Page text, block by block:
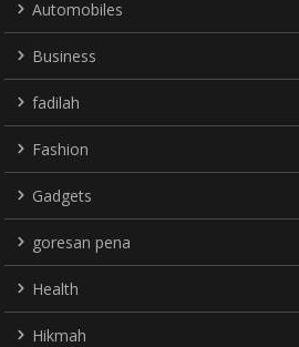
Automobiles
Business
fadilah
Fashion
Gadgets
goresan pena
Health
Hikmah